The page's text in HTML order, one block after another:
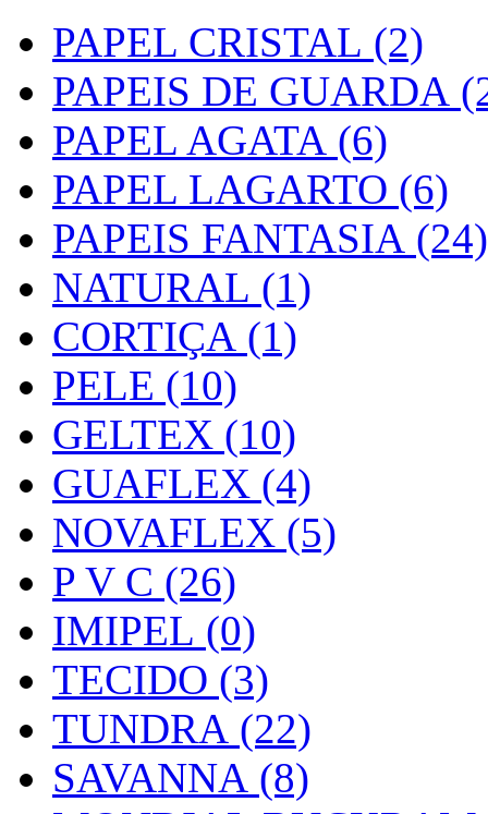
PAPEL CRISTAL (2)
PAPEIS DE GUARDA
PAPEL AGATA (6)
PAPEL LAGARTO (6)
PAPEIS FANTASIA (24)
NATURAL (1)
CORTIÇA (1)
PELE (10)
GELTEX (10)
GUAFLEX (4)
NOVAFLEX (5)
P V C (26)
IMIPEL (0)
TECIDO (3)
TUNDRA (22)
SAVANNA (8)